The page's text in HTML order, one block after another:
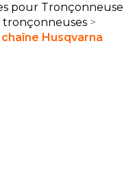
pour Tronçonneuse
tronçonneuses
Husqvarna